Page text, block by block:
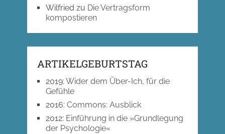
Wilfried zu Die Vertragsform
kompostieren
ARTIKELGEBURTSTAG
2019: Wider dem Über-Ich, für die
Gefühle
2016: Commons: Ausblick
2012: Einführung in die »Grundlegung
der Psychologie«